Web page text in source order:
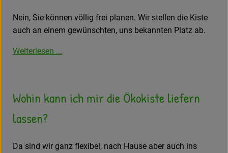
Nein, Sie können völlig frei planen. Wir stellen die Kiste
auch an einem gewünschten, uns bekannten Platz ab.
Weiterlesen ...
Wohin kann ich mir die Ökokiste liefern
lassen?
Da sind wir ganz flexibel, nach Hause aber auch ins